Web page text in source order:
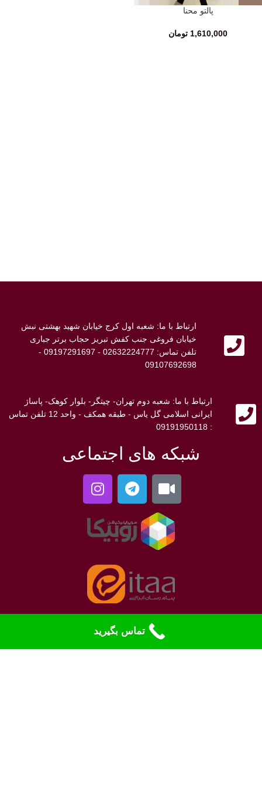
پالتو محنا
1,610,000 تومان
ارتباط با ما: شعبه اول کرج خیابان شهید بهشتی نبش
خیابان فروغی جنب کفش تبریز حجاب برتر جباری
تلفن تماس: 02632224777 - 09197291697 -
09107692698
ارتباط با ما: شعبه دوم تهران- چیتگر- بلوار کوهک- پاساژ
ایرانی اسلامی گل یاس - طبقه همکف - واحد 12 تلفن تماس
: 09191950118
شبکه های اجتماعی
تماس بگیرید